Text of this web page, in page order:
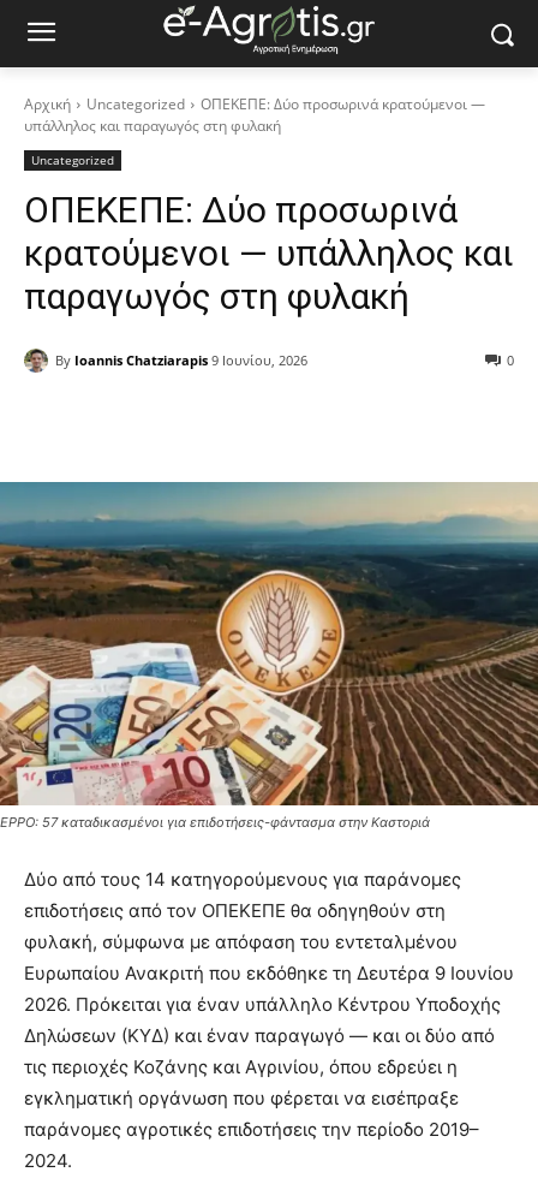
Αρχική Uncategorized
ΟΠΕΚΕΠΕ: Δύο προσωρινά κρατούμενοι —
υπάλληλος και παραγωγός στη φυλακή
Uncategorized
ΟΠΕΚΕΠΕ: Δύο προσωρινά
κρατούμενοι — υπάλληλος και
παραγωγός στη φυλακή
By Ioannis Chatziarapis 9 Ιουνίου, 2026 0
EPPO: 57 καταδικασμένοι για επιδοτήσεις-φάντασμα στην Καστοριά
Δύο από τους 14 κατηγορούμενους για παράνομες
επιδοτήσεις από τον ΟΠΕΚΕΠΕ θα οδηγηθούν στη
φυλακή, σύμφωνα με απόφαση του εντεταλμένου
Ευρωπαίου Ανακριτή που εκδόθηκε τη Δευτέρα 9 Ιουνίου
2026. Πρόκειται για έναν υπάλληλο Κέντρου Υποδοχής
Δηλώσεων (ΚΥΔ) και έναν παραγωγό — και οι δύο από
τις περιοχές Κοζάνης και Αγρινίου, όπου εδρεύει η
εγκληματική οργάνωση που φέρεται να εισέπραξε
παράνομες αγροτικές επιδοτήσεις την περίοδο 2019–
2024.